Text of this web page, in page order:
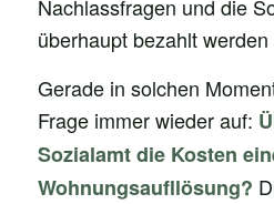
Nachlassfragen und die
überhaupt bezahlt
Gerade in solchen
Frage immer wieder auf:
Sozialamt die Kosten
Wohnungsaufllösung?